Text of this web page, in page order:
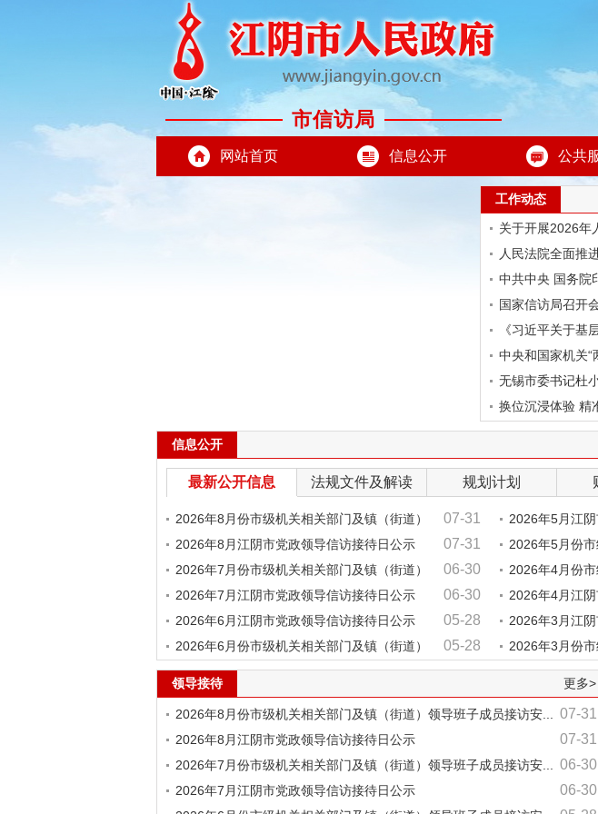
市信访局
网站首页 信息公开 公共
工作动态
关于开展2026年
人民法院全面推
纷...
中共中央 国务院
作...
国家信访局召开
下...
《习近平关于基
本》...
中央和国家机关“
无锡市委书记杜
信...
换位沉浸体验
以...
信息公开
最新公开信息 法规文件及解读 规划计划
2026年8月份市级机关相关部门及镇（街道）
领导班子成
07-31
2026年8月江阴市党政领导信访接待日公示 07-31
2026年7月份市级机关相关部门及镇（街道）
领导班子成
06-30
2026年7月江阴市党政领导信访接待日公示 06-30
2026年6月江阴市党政领导信访接待日公示 05-28
2026年6月份市级机关相关部门及镇（街道）
领导班子成
05-28
2026年5月江
2026年5月份市
领导班子成
2026年4月份市
领导班子成
2026年4月江
2026年3月江
2026年3月份市
领导班子成
领导接待 更多>
2026年8月份市级机关相关部门及镇（街道）领导班子成员接访安... 07-31
2026年8月江阴市党政领导信访接待日公示 07-31
2026年7月份市级机关相关部门及镇（街道）领导班子成员接访安... 06-30
2026年7月江阴市党政领导信访接待日公示 06-30